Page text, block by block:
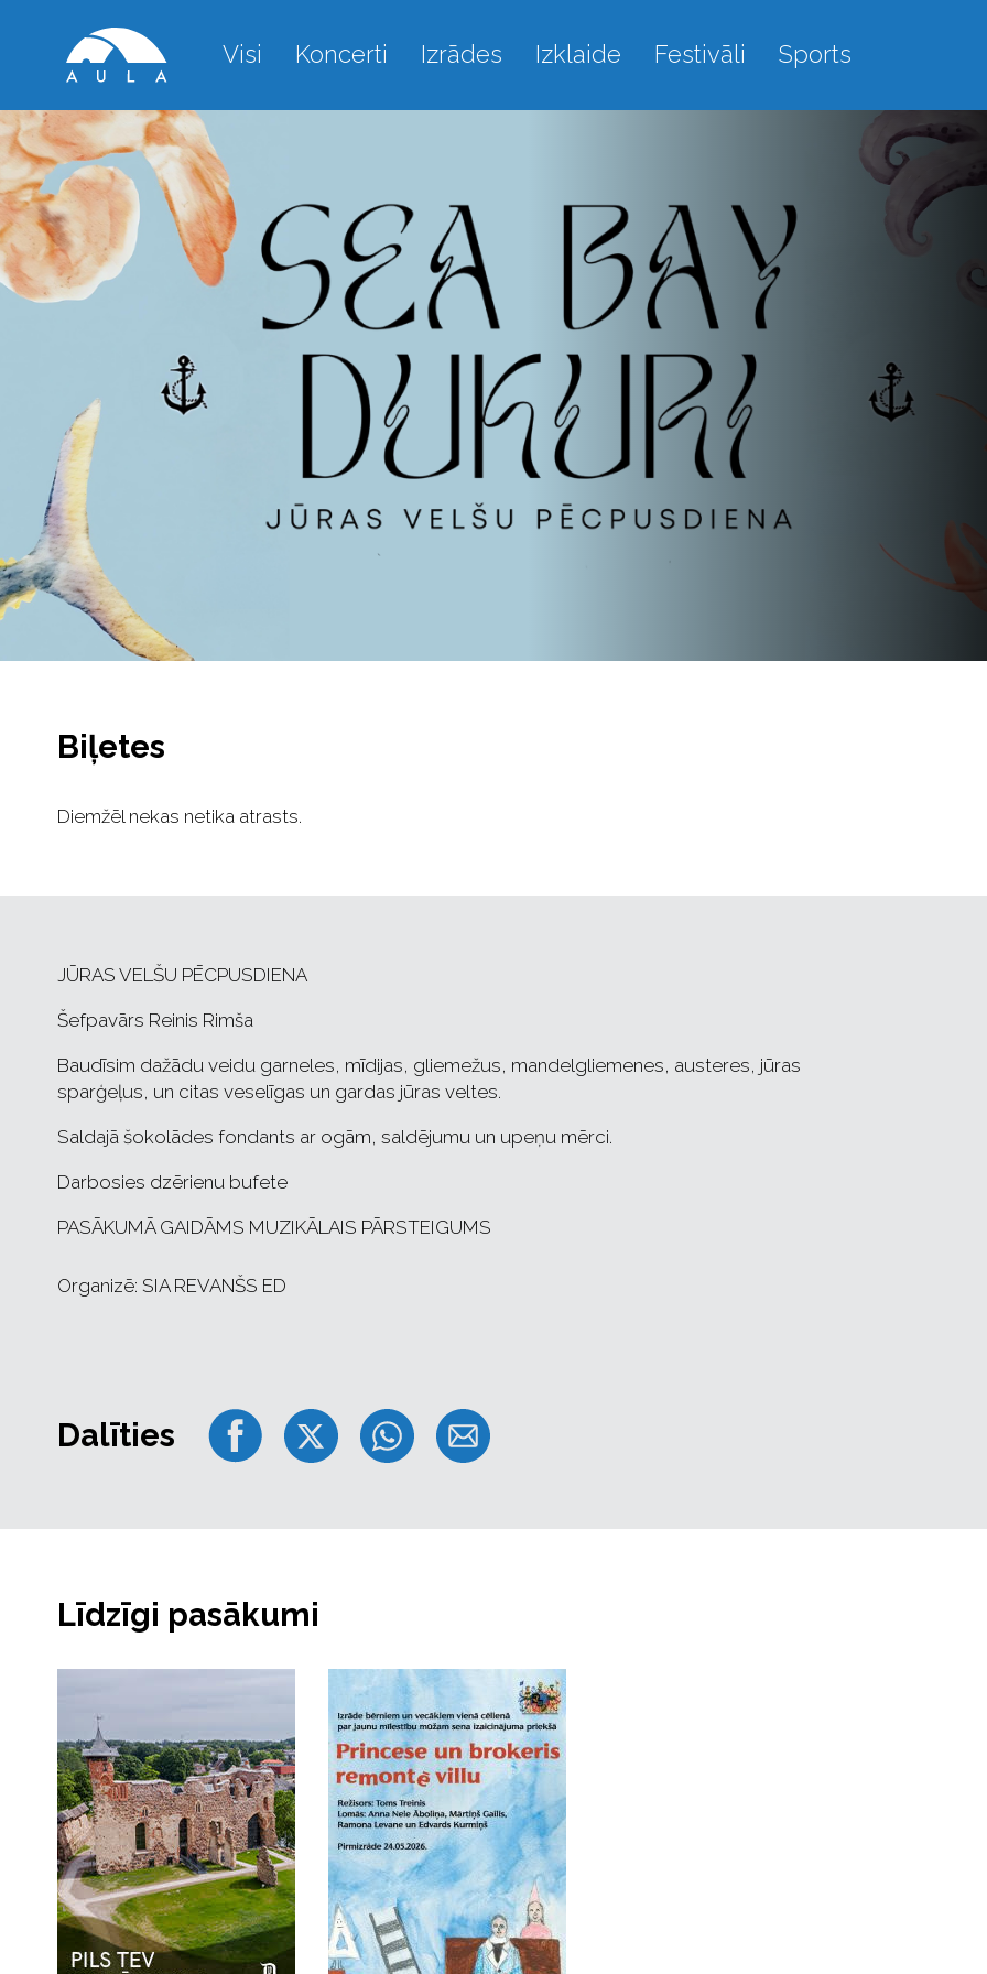
Visi Koncerti Izrādes Izklaide Festivāli Sports
Biļetes
Diemžēl nekas netika atrasts.
JŪRAS VELŠU PĒCPUSDIENA
Šefpavārs Reinis Rimša
Baudīsim dažādu veidu garneles, mīdijas, gliemežus, mandelgliemenes, austeres, jūras
sparģeļus, un citas veselīgas un gardas jūras veltes.
Saldajā šokolādes fondants ar ogām, saldējumu un upeņu mērci.
Darbosies dzērienu bufete
PASĀKUMĀ GAIDĀMS MUZIKĀLAIS PĀRSTEIGUMS
Organizē: SIA REVANŠS ED
Dalīties
Līdzīgi pasākumi